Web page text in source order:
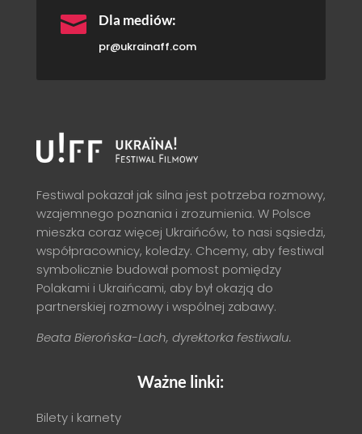
 Dla mediów:
pr@ukrainaff.com
Festiwal pokazał jak silna jest potrzeba rozmowy,
wzajemnego poznania i zrozumienia. W Polsce
mieszka coraz więcej Ukraińców, to nasi sąsiedzi,
współpracownicy, koledzy. Chcemy, aby festiwal
symbolicznie budował pomost pomiędzy
Polakami i Ukraińcami, aby był okazją do
partnerskiej rozmowy i wspólnej zabawy.
Beata Bierońska-Lach, dyrektorka festiwalu.
Ważne linki:
Bilety i karnety